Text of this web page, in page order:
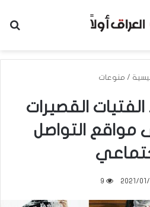
/ منوعات
القصيرات
مواقع التواصل
2021/
9